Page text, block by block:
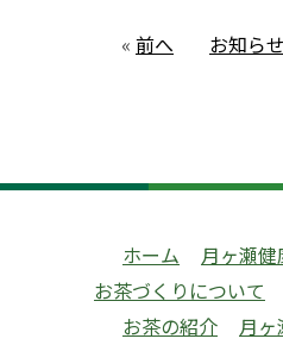
« 前へ お知ら
ホーム
月ヶ瀬
お茶づくりについて
お茶の紹介
月